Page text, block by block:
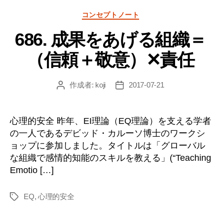
カ
ゴ
リ
ー
コンセプトノート
686. 成果をあげる組織＝
（信頼＋敬意）✕責任
投
作成者: koji
投
2017-07-21
心理的安全 昨年、EI理論（EQ理論）を支える学者
の一人であるデビッド・カルーソ博士のワークシ
ョップに参加しました。タイトルは「グローバル
な組織で感情的知能のスキルを教える」(“Teaching
Emotio […]
タ
EQ, 心理的安全